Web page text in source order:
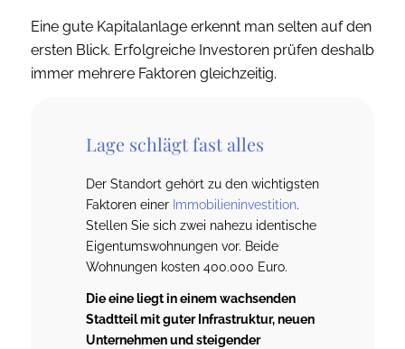
Eine gute Kapitalanlage erkennt man selten auf den
ersten Blick. Erfolgreiche Investoren prüfen deshalb
immer mehrere Faktoren gleichzeitig.
Lage schlägt fast alles
Der Standort gehört zu den wichtigsten
Faktoren einer Immobilieninvestition.
Stellen Sie sich zwei nahezu identische
Eigentumswohnungen vor. Beide
Wohnungen kosten 400.000 Euro.
Die eine liegt in einem wachsenden
Stadtteil mit guter Infrastruktur, neuen
Unternehmen und steigender